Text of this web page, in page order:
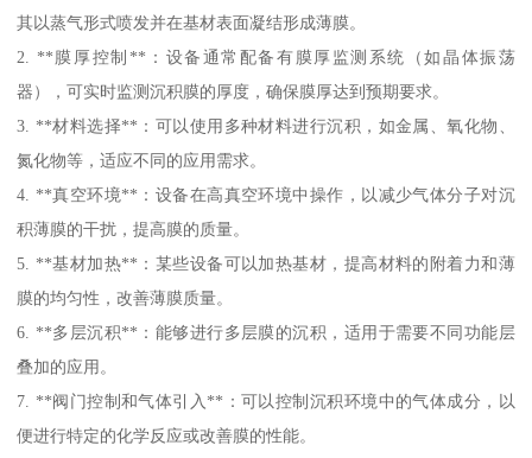
其以蒸气形式喷发并在基材表面凝结形成薄膜。
2. **膜厚控制**：设备通常配备有膜厚监测系统（如晶体振荡
器），可实时监测沉积膜的厚度，确保膜厚达到预期要求。
3. **材料选择**：可以使用多种材料进行沉积，如金属、氧化物、
氮化物等，适应不同的应用需求。
4. **真空环境**：设备在高真空环境中操作，以减少气体分子对沉
积薄膜的干扰，提高膜的质量。
5. **基材加热**：某些设备可以加热基材，提高材料的附着力和薄
膜的均匀性，改善薄膜质量。
6. **多层沉积**：能够进行多层膜的沉积，适用于需要不同功能层
叠加的应用。
7. **阀门控制和气体引入**：可以控制沉积环境中的气体成分，以
便进行特定的化学反应或改善膜的性能。